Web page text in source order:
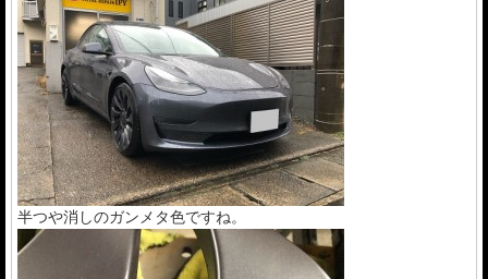
半つや消しのガンメタ色ですね。